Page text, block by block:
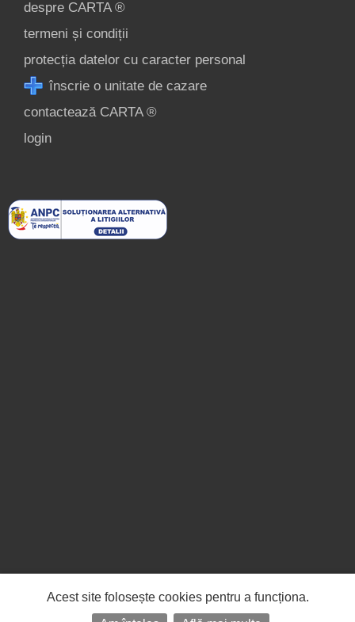
despre CARTA ®
termeni și condiții
protecția datelor cu caracter personal
înscrie o unitate de cazare
contactează CARTA ®
login
Acest site folosește cookies pentru a funcționa.